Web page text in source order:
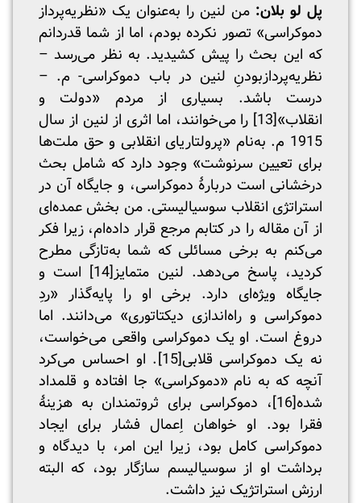
پل لو بلان: من لنین را به‌عنوان یک «نظریه‌پرداز
دموکراسی» تصور نکرده بودم، اما از شما قدردانم
که این بحث را پیش کشیدید. به نظر می‌رسد –
نظریه‌پردازبودنِ لنین در باب دموکراسی- م. –
درست باشد. بسیاری از مردم «دولت و
انقلاب»[13]
را می‌خوانند، اما اثری از لنین از سال
1915 م. به‌نام «پرولتاریای انقلابی و حق ملت‌ها
برای تعیین سرنوشت» وجود دارد که شامل بحث
درخشانی است دربارۀ دموکراسی، و جایگاه آن در
استراتژی انقلاب سوسیالیستی. من بخش عمده‌ای
از آن مقاله را در کتابم مرجع قرار داده‌ام، زیرا فکر
می‌کنم به برخی مسائلی که شما به‌تازگی مطرح
کردید، پاسخ می‌دهد. لنین متمایز[14]
است و
جایگاه ویژه‌ای دارد. برخی او را پایه‌گذار «ردِ
دموکراسی و راه‌اندازی دیکتاتوری» می‌دانند. اما
دروغ است. او یک دموکراسی واقعی می‌خواست،
نه یک دموکراسی قلابی[15]
. او احساس می‌کرد
آنچه که به نام «دموکراسی» جا افتاده و قلمداد
شده[16]
، دموکراسی برای ثروتمندان به هزینۀ
فقرا بود. او خواهان اِعمال فشار برای ایجاد
دموکراسی کامل بود، زیرا این امر، با دیدگاه و
برداشت او از سوسیالیسم سازگار بود، که البته
ارزش استراتژیک نیز داشت.